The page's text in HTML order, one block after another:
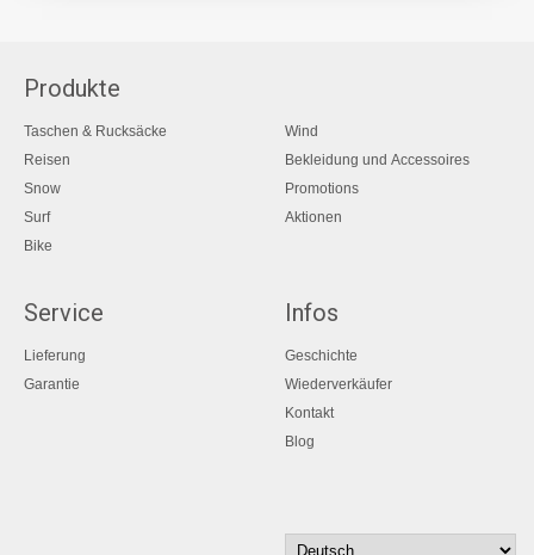
Produkte
Taschen & Rucksäcke
Reisen
Snow
Surf
Bike
Wind
Bekleidung und Accessoires
Promotions
Aktionen
Service
Lieferung
Garantie
Infos
Geschichte
Wiederverkäufer
Kontakt
Blog